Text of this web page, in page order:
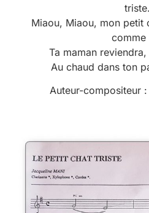
triste.
Miaou, Miaou, mon petit
comme
Ta maman
Au chaud dans ton
Auteur-compositeur